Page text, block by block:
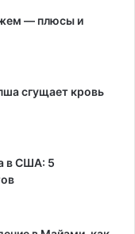
— плюсы и
сгущает кровь
в США: 5